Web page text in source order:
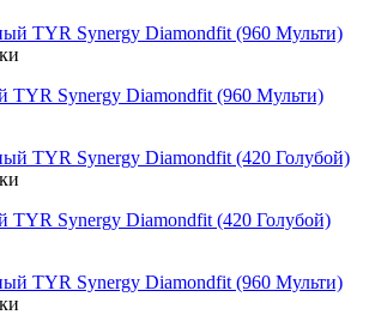
TYR Synergy Diamondfit (960 Мульти)
TYR Synergy Diamondfit (420 Голубой)